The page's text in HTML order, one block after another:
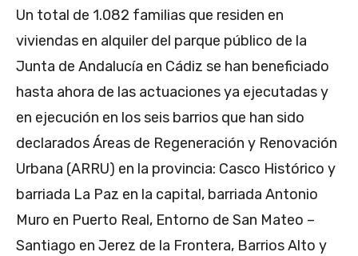
Un total de 1.082 familias que residen en
viviendas en alquiler del parque público de la
Junta de Andalucía en Cádiz se han beneficiado
hasta ahora de las actuaciones ya ejecutadas y
en ejecución en los seis barrios que han sido
declarados Áreas de Regeneración y Renovación
Urbana (ARRU) en la provincia: Casco Histórico y
barriada La Paz en la capital, barriada Antonio
Muro en Puerto Real, Entorno de San Mateo –
Santiago en Jerez de la Frontera, Barrios Alto y